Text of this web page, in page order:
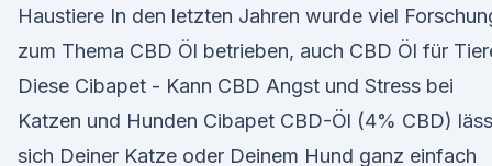
Haustiere In den letzten Jahren wurde viel
zum Thema CBD Öl betrieben, auch CBD Öl für
Diese Cibapet - Kann CBD Angst und Stress bei
Katzen und Hunden Cibapet CBD-Öl (4% CBD)
sich Deiner Katze oder Deinem Hund ganz einfach